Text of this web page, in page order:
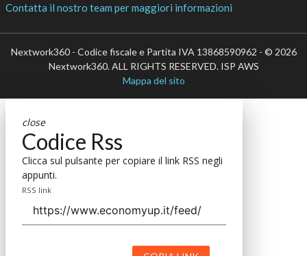
Contatta il nostro team per maggiori informazioni
Nextwork360 - Codice fiscale e Partita IVA 13868590962 - © 2026
Nextwork360. ALL RIGHTS RESERVED. ISP AWS
Mappa del sito
close
Codice Rss
Clicca sul pulsante per copiare il link RSS negli
appunti.
RSS link